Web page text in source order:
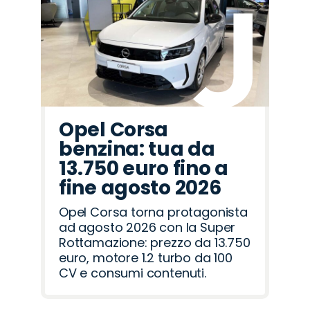
Opel
Omoda
Mazda
Abarth
Cupra
Land
Rover
Citroën
Fiat
Jeep
Seat
Lancia
Alfa
Romeo
Jaecoo
Peugeot
Hyundai
Opel Corsa
benzina: tua da
13.750 euro fino a
fine agosto 2026
Opel Corsa torna protagonista
ad agosto 2026 con la Super
Rottamazione: prezzo da 13.750
euro, motore 1.2 turbo da 100
CV e consumi contenuti.